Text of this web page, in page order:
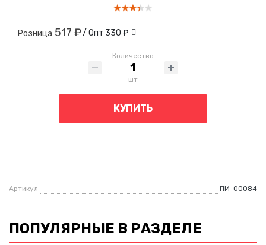
Розница 517 ₽/ Опт 330 ₽
Количество
шт
КУПИТЬ
Артикул ПИ-00084
ПОПУЛЯРНЫЕ В РАЗДЕЛЕ